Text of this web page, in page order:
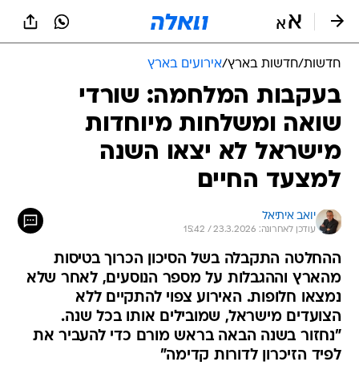
חדשות/חדשות בארץ/אירועים בארץ
בעקבות המלחמה: שורדי
שואה ומשלחות מיוחדות
מישראל לא יצאו השנה
למצעד החיים
יואב איתיאל
עודכן לאחרונה: 23.3.2026 / 15:42
ההחלטה התקבלה בשל הסיכון הכרוך בטיסות
מהארץ וההגבלות על מספר הנוסעים, לאחר שלא
נמצאו חלופות. האירוע צפוי להתקיים ללא
הצועדים מישראל, שמובילים אותו בכל שנה.
"נחזור בשנה הבאה בראש מורם כדי להעביר את
לפיד הזיכרון לדורות קדימה"